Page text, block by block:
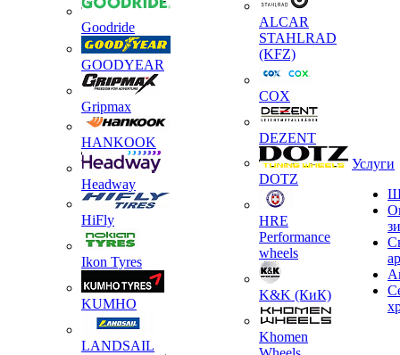
Goodride
GOODYEAR
Gripmax
HANKOOK
Headway
HiFly
Ikon Tyres
KUMHO
LANDSAIL
ALCAR
STAHLRAD
(KFZ)
COX
DEZENT
DOTZ
HRE
Performance
wheels
K&K (КиК)
Khomen
Услуги